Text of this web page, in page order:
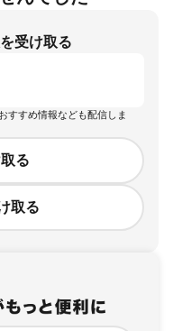
受け取る
すすめ情報なども配信しま
る
取る